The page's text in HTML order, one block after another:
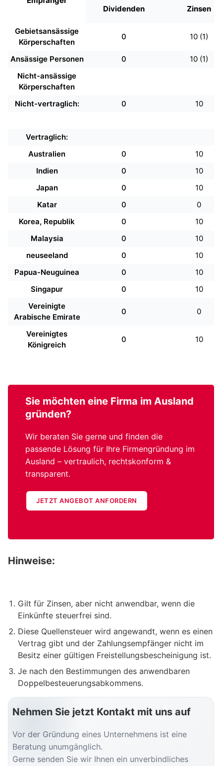
Dividenden
Zinsen
Gebietsansässige
Körperschaften
0 10 (1)
Ansässige Personen 0
10 (1)
Nicht-ansässige
Körperschaften
Nicht-vertraglich:
0 10
Vertraglich:
Australien
0
10
Indien
0
10
Japan
0
10
Katar
0
0
Korea, Republik
0
10
Malaysia
0
10
neuseeland
0
10
Papua-Neuguinea
0
10
Singapur
0
10
Vereinigte
Arabische Emirate
0 0
Vereinigtes
Königreich
0 10
Sie möchten eine Firma im Ausland
gründen?
Wir beraten Sie gerne und finden die
passende Lösung für Ihre Firmengründung im
Ausland – vertraulich, rechtskonform &
transparent.
JETZT ANGEBOT ANFORDERN
Hinweise:
Gilt für Zinsen, aber nicht anwendbar, wenn die
Einkünfte steuerfrei sind.
Diese Quellensteuer wird angewandt, wenn es einen
Vertrag gibt und der Zahlungsempfänger nicht im
Besitz einer gültigen Freistellungsbescheinigung ist.
Je nach den Bestimmungen des anwendbaren
Doppelbesteuerungsabkommens.
Nehmen Sie jetzt Kontakt mit uns auf
Vor der Gründung eines Unternehmens ist eine
Beratung unumgänglich.
Gerne senden Sie wir Ihnen ein unverbindliches